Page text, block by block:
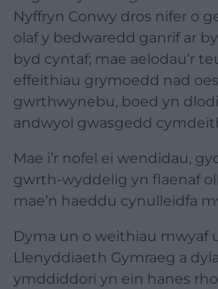
Nyffryn Conwy dros nifer o
olaf y bedwaredd ganrif ar
byd cyntaf; mae aelodau’r
effeithiau grymoedd nad
gwrthwynebu, boed yn
andwyol gwasgedd
Mae i’r nofel ei wendidau,
gwrth-wyddelig yn flaenaf
mae’n haeddu cynulleidfa
Dyma un o weithiau mwyaf
Llenyddiaeth Gymraeg a
ymddiddori yn ein hanes